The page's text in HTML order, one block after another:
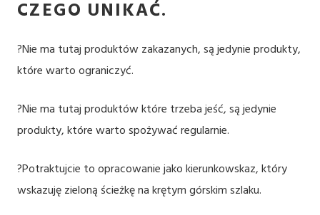
CZEGO UNIKAĆ.
?Nie ma tutaj produktów zakazanych, są jedynie produkty,
które warto ograniczyć.
?Nie ma tutaj produktów które trzeba jeść, są jedynie
produkty, które warto spożywać regularnie.
?Potraktujcie to opracowanie jako kierunkowskaz, który
wskazuję zieloną ścieżkę na krętym górskim szlaku.